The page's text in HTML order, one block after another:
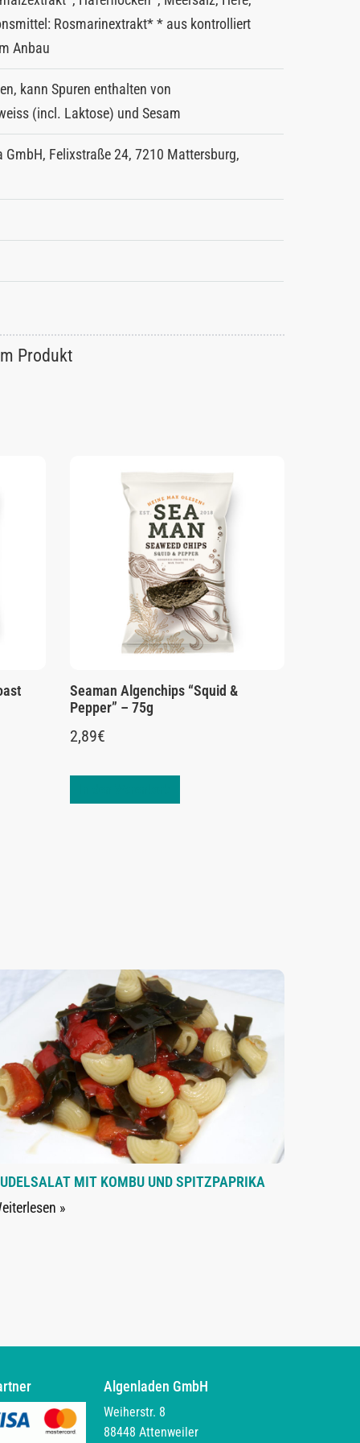
Rosmarinextrakt* * aus kontrolliert
Anbau
kann Spuren enthalten von
(incl. Laktose) und Sesam
GmbH, Felixstraße 24, 7210 Mattersburg,
Produkt
Seaman Algenchips “Squid &
Pepper” – 75g
2,89€
MIT KOMBU UND SPITZPAPRIKA
»
Algenladen GmbH
Weiherstr. 8
88448 Attenweiler